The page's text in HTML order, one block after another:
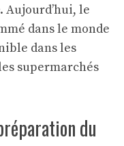
le
dans le monde
dans les
supermarchés
du